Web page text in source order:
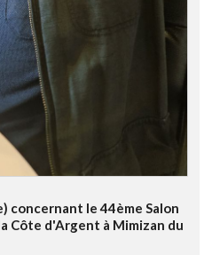
concernant le 44ème Salon
Côte d'Argent à Mimizan du